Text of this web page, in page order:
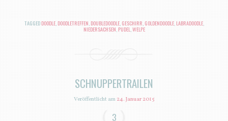
TAGGED DOODLE, DOODLETREFFEN, DOUBLEDOODLE, GESCHIRR, GOLDENDOODLE, LABRADOODLE,
NIEDERSACHSEN, PUDEL,WELPE
SCHNUPPERTRAILEN
Veröffentlicht am24. Januar 2015
3